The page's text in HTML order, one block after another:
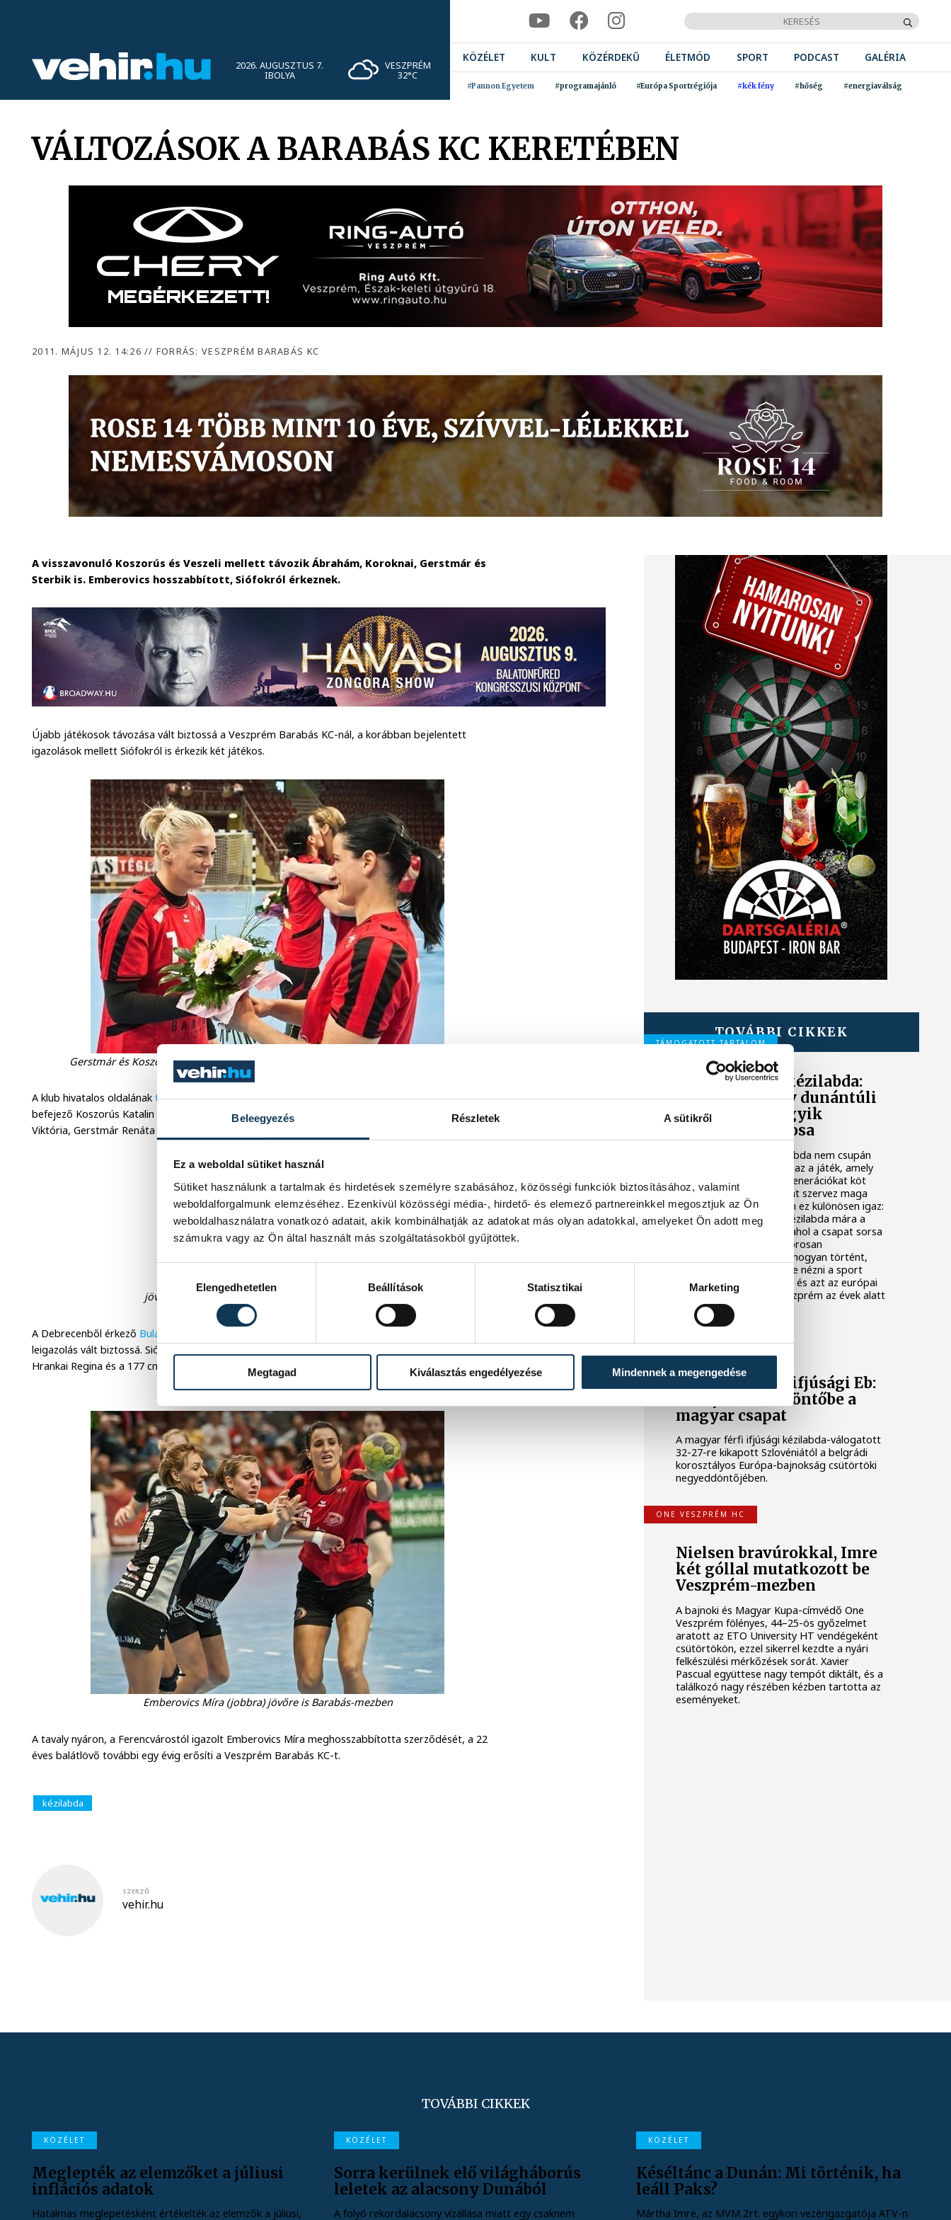
Beleegyezés Részletek A sütikről
Ez a weboldal sütiket használ
Sütiket használunk a tartalmak és hirdetések személyre szabásához, közösségi funkciók biztosításához, valamint
weboldalforgalmunk elemzéséhez. Ezenkívül közösségi média-, hirdető- és elemező partnereinkkel megosztjuk az Ön
weboldalhasználatra vonatkozó adatait, akik kombinálhatják az adatokat más olyan adatokkal, amelyeket Ön adott meg
számukra vagy az Ön által használt más szolgáltatásokból gyűjtöttek.
Elengedhetetlen
Beállítások Statisztikai Marketing
Megtagad Kiválasztás engedélyezése Mindennek a megengedése
2026. AUGUSZTUS 7.
IBOLYA
VESZPRÉM
32°C
KÖZÉLET KULT KÖZÉRDEKŰ ÉLETMÓD SPORT PODCAST GALÉRIA
#Pannon Egyetem #programajánló #Európa Sportrégiója #kék fény #hőség #energiaválság
VÁLTOZÁSOK A BARABÁS KC KERETÉBEN
2011. MÁJUS 12. 14:26// FORRÁS: VESZPRÉM BARABÁS KC
A visszavonuló Koszorús és Veszeli mellett távozik Ábrahám, Koroknai, Gerstmár és
Sterbik is. Emberovics hosszabbított, Siófokról érkeznek.
Újabb játékosok távozása vált biztossá a Veszprém Barabás KC-nál, a korábban bejelentett
igazolások mellett Siófokról is érkezik két játékos.
Gerstmár és Koszorús (elől), valamint Koroknai és Veszeli (a háttérben) is búcsúzik
A klub hivatalos oldalánaktájékoztatásaszerinta múlt hétvégén búcsúztatott, aktív pályafutását
befejező Koszorús Katalin és Veszeli Judit mellett távozik a csapattól Ábrahám Szilvia, Koroknai
Viktória, Gerstmár Renáta és Sterbik Andrea is.
Hrankai (balra) és Hanczvikkel (jobbra)
jövőre Veszprémben bizonyíthat (fotó: siofokkc.hu)
A Debrecenből érkező Bulath Anita
leigazolás vált biztossá. Siófokról két fiatal tehetség érkezik, a 181 cm magas, 19 éves kapus,
Hrankai Regina és a 177 cm magas, szintén 19 éves átlövő, Hanczvikkel Zsanett.
Emberovics Míra (jobbra) jövőre is Barabás-mezben
A tavaly nyáron, a Ferencvárostól igazolt Emberovics Míra meghosszabbította szerződését, a 22
éves balátlövő további egy évig erősíti a Veszprém Barabás KC-t.
kézilabda
SZERZŐ
vehir.hu
TOVÁBBI CIKKEK
TÁMOGATOTT TARTALOM
Veszprém és a kézilabda:
hogyan lett egy dunántúli
város Európa egyik
kézilabdafővárosa
Magyarországon a kézilabda nem csupán
egy sport a sok közül. Ez az a játék, amely
telt arénákat tölt meg, generációkat köt
össze, és egész városokat szervez maga
köré. Veszprém esetében ez különösen igaz:
a dunántúli városban a kézilabda mára a
helyi identitás alapköve, ahol a csapat sorsa
és a közösség érzése szorosan
összefonódott. Hogy ez hogyan történt,
ahhoz érdemes egyszerre nézni a sport
magyarországi gyökereit és azt az európai
kontextust, amelybe Veszprém az évek alatt
benőtte magát.
KÉZILABDA
Férfi kézilabda ifjúsági Eb:
nem jutott elődöntőbe a
magyar csapat
A magyar férfi ifjúsági kézilabda-válogatott
32-27-re kikapott Szlovéniától a belgrádi
korosztályos Európa-bajnokság csütörtöki
negyeddöntőjében.
ONE VESZPRÉM HC
Nielsen bravúrokkal, Imre
két góllal mutatkozott be
Veszprém-mezben
A bajnoki és Magyar Kupa-címvédő One
Veszprém fölényes, 44–25-ös győzelmet
aratott az ETO University HT vendégeként
csütörtökön, ezzel sikerrel kezdte a nyári
felkészülési mérkőzések sorát. Xavier
Pascual együttese nagy tempót diktált, és a
találkozó nagy részében kézben tartotta az
eseményeket.
TOVÁBBI CIKKEK
KÖZÉLET
Meglepték az elemzőket a júliusi
inflációs adatok
Hatalmas meglepetésként értékelték az elemzők a júliusi,
KÖZÉLET
Sorra kerülnek elő világháborús
leletek az alacsony Dunából
A folyó rekordalacsony vízállása miatt egy csaknem
KÖZÉLET
Késéltánc a Dunán: Mi történik, ha
leáll Paks?
Mártha Imre, az MVM Zrt. egykori vezérigazgatója ATV-n